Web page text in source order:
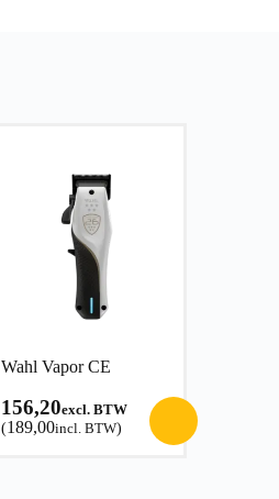
Wahl Vapor CE
156,20excl. BTW
(189,00incl. BTW)